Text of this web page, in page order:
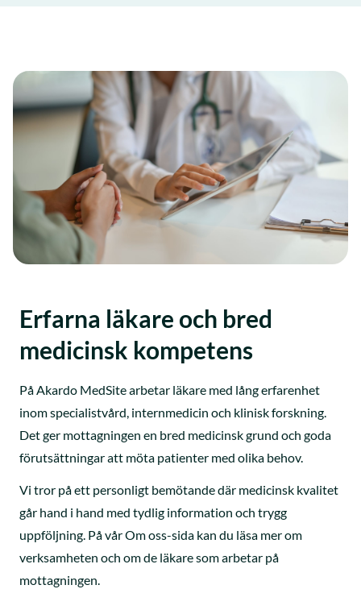
Erfarna läkare och bred
medicinsk kompetens
På Akardo MedSite arbetar läkare med lång erfarenhet
inom specialistvård, internmedicin och klinisk forskning.
Det ger mottagningen en bred medicinsk grund och goda
förutsättningar att möta patienter med olika behov.
Vi tror på ett personligt bemötande där medicinsk kvalitet
går hand i hand med tydlig information och trygg
uppföljning. På vår Om oss-sida kan du läsa mer om
verksamheten och om de läkare som arbetar på
mottagningen.